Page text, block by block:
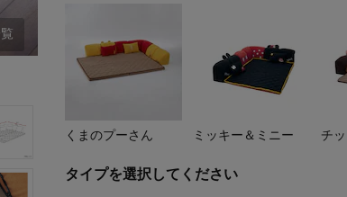
くまのプーさん／大
くまのプーさん ミッキー＆ミニー チ
タイプを選択してください